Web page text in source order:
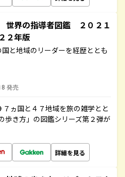
界の指導者図鑑 ２０２１
２年版
国と地域のリーダーを経歴ととも
発売
ヵ国と４７地域を旅の雑学とと
歩き方」の図鑑シリーズ第２弾が
詳細を見る